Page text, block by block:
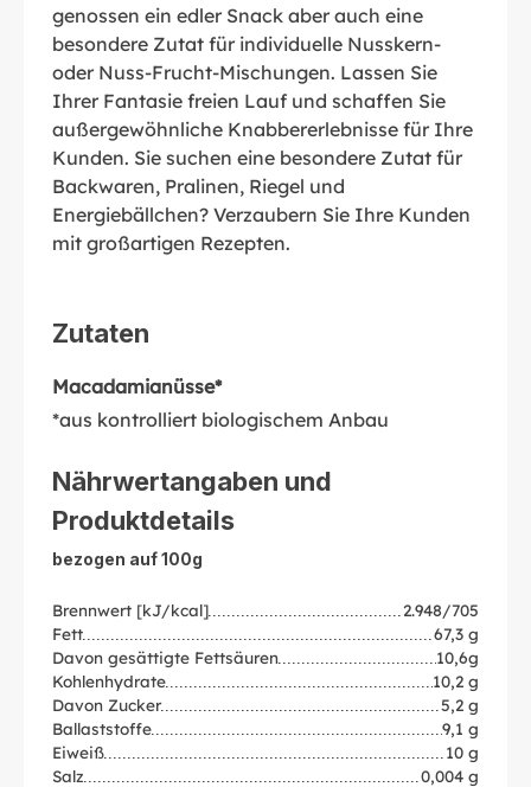
genossen ein edler Snack aber auch eine
besondere Zutat für individuelle Nusskern-
oder Nuss-Frucht-Mischungen. Lassen Sie
Ihrer Fantasie freien Lauf und schaffen Sie
außergewöhnliche Knabbererlebnisse für Ihre
Kunden. Sie suchen eine besondere Zutat für
Backwaren, Pralinen, Riegel und
Energiebällchen? Verzaubern Sie Ihre Kunden
mit großartigen Rezepten.
Zutaten
Macadamianüsse*
*aus kontrolliert biologischem Anbau
Nährwertangaben und
Produktdetails
bezogen auf 100g
Brennwert [kJ/kcal]
2.948/705
Fett
67,3 g
Davon gesättigte Fettsäuren
10,6g
Kohlenhydrate
10,2 g
Davon Zucker
5,2 g
Ballaststoffe
9,1 g
Eiweiß
10 g
Salz
0,004 g